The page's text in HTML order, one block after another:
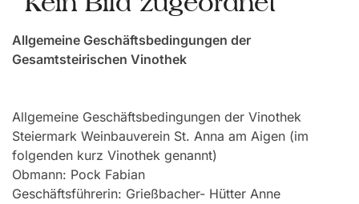
Allgemeine Geschäftsbedingungen der
Gesamtsteirischen Vinothek
Allgemeine Geschäftsbedingungen der Vinothek
Steiermark Weinbauverein St. Anna am Aigen (im
folgenden kurz Vinothek genannt)
Obmann: Pock Fabian
Geschäftsführerin: Grießbacher- Hütter Anne